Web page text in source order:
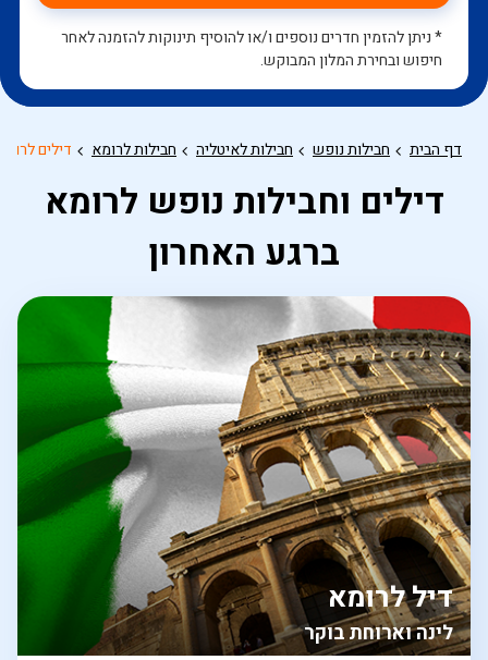
* ניתן להזמין חדרים נוספים ו/או להוסיף תינוקות להזמנה לאחר
חיפוש ובחירת המלון המבוקש.
דף הבית חבילות נופש חבילות לאיטליה חבילות לרומא דילים
דילים וחבילות נופש לרומא
ברגע האחרון
לינה וארוחת בוקר
דיל לרומא